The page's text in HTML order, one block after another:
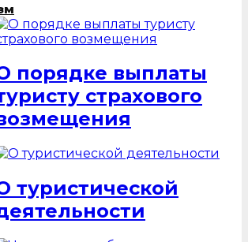
порядке выплаты
страхового
туристической